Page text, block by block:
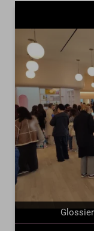
précédent